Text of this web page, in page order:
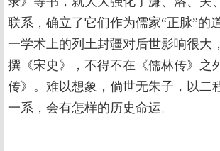
联系，确立了它们作为儒家“正脉”的
一学术上的列土封疆对后世影响很大
撰《宋史》，不得不在《儒林传》之
传》。难以想象，倘世无朱子，以二
一系，会有怎样的历史命运。